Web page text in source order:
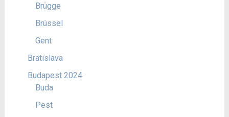
Brügge
Brüssel
Gent
Bratislava
Budapest 2024
Buda
Pest